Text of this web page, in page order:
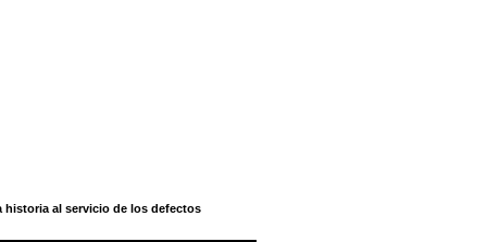
historia al servicio de los defectos